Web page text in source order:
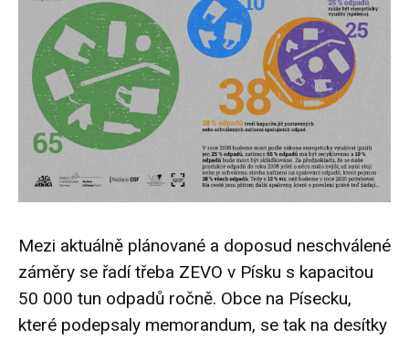
Mezi aktuálně plánované a doposud neschválené
záměry se řadí třeba ZEVO v Písku s kapacitou
50 000 tun odpadů ročně. Obce na Písecku,
které podepsaly memorandum, se tak na desítky